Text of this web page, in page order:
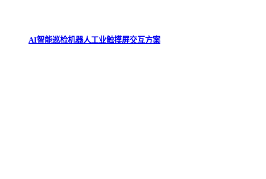
AI智能巡检机器人工业触摸屏交互方案